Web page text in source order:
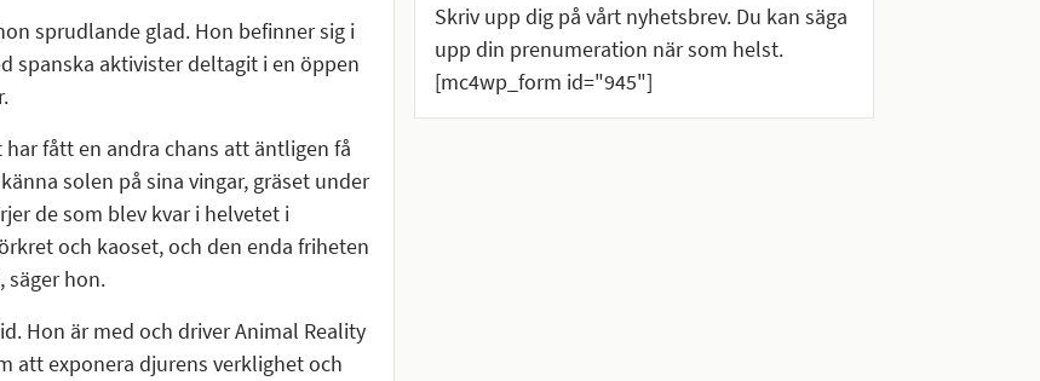
sprudlande glad. Hon befinner sig i
spanska aktivister deltagit i en öppen
fått en andra chans att äntligen få
solen på sina vingar, gräset under
de som blev kvar i helvetet i
och kaoset, och den enda friheten
säger hon.
Hon är med och driver Animal Reality
att exponera djurens verklighet och
Skriv upp dig på vårt nyhetsbrev. Du kan säga
upp din prenumeration när som helst.
[mc4wp_form id="945"]